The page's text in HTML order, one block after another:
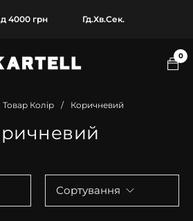
4000 грн Гд.Хв.Сек.
0
Товар Колір / Коричневий
Сортування